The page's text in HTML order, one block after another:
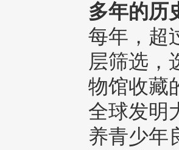
多年的历
每年，超
层筛选，
物馆收藏
全球发明
养青少年